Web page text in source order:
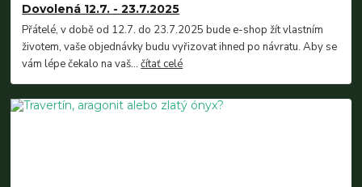
Dovolená 12.7. - 23.7.2025
Přátelé, v době od 12.7. do 23.7.2025 bude e-shop žít vlastním
životem, vaše objednávky budu vyřizovat ihned po návratu. Aby se
vám lépe čekalo na vaš...čítať celé